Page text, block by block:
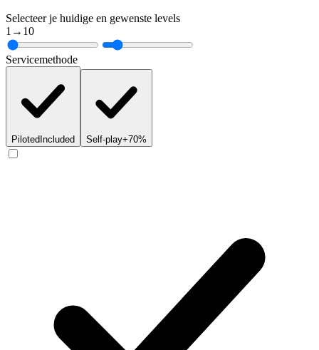
Selecteer je huidige en gewenste levels
1 → 10
Servicemethode
Piloted Included Self-play+70%